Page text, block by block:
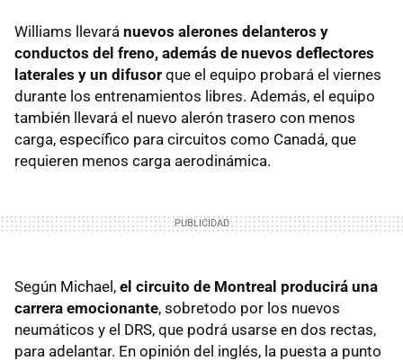
Williams llevará nuevos alerones delanteros y
conductos del freno, además de nuevos deflectores
laterales y un difusor que el equipo probará el viernes
durante los entrenamientos libres. Además, el equipo
también llevará el nuevo alerón trasero con menos
carga, específico para circuitos como Canadá, que
requieren menos carga aerodinámica.
Según Michael, el circuito de Montreal producirá una
carrera emocionante, sobretodo por los nuevos
neumáticos y el DRS, que podrá usarse en dos rectas,
para adelantar. En opinión del inglés, la puesta a punto